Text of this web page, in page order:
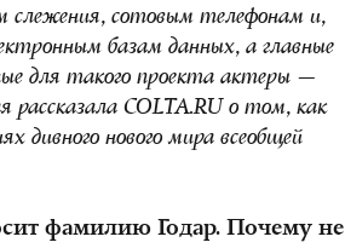
слежения, сотовым телефонам и,
базам данных, а главные
для такого проекта актеры —
рассказала COLTA.RU о том, как
дивного нового мира всеобщей
фамилию Годар. Почему не